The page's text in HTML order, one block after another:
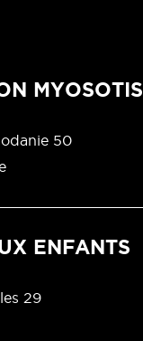
MYOSOTIS
50
ENFANTS
29